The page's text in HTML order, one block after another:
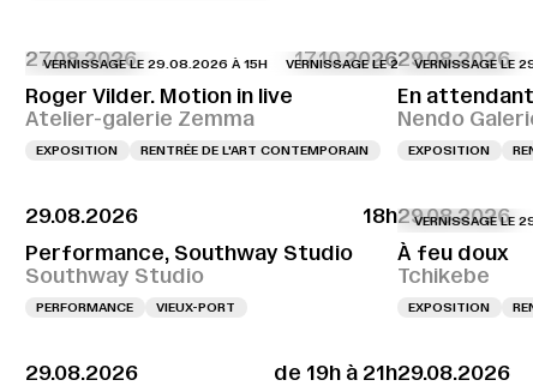
27.08.2026 17.10.2026
VERNISSAGE LE 29.08.2026 À 15H VERNISSAGE LE 29.08.2026 À 15H
Roger Vilder. Motion in live
Atelier-galerie Zemma
EXPOSITION RENTRÉE DE L'ART CONTEMPORAIN
29.08.2026
VERNISSAGE LE
En
Nendo
EXPOSITION
29.08.2026
18h
Performance, Southway Studio
Southway Studio
PERFORMANCE VIEUX-PORT
29.08.2026
VERNISSAGE LE
À feu doux
Tchikebe
EXPOSITION
29.08.2026
de 19h à 21h29.08.2026